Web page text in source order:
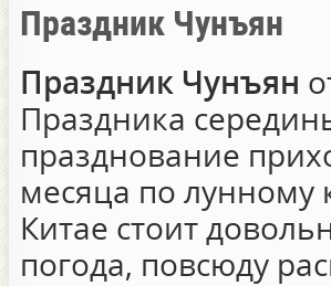
Праздник Чунъян
Праздник Чунъян
Праздника
празднование
месяца по лунному
Китае стоит
погода, повсюду